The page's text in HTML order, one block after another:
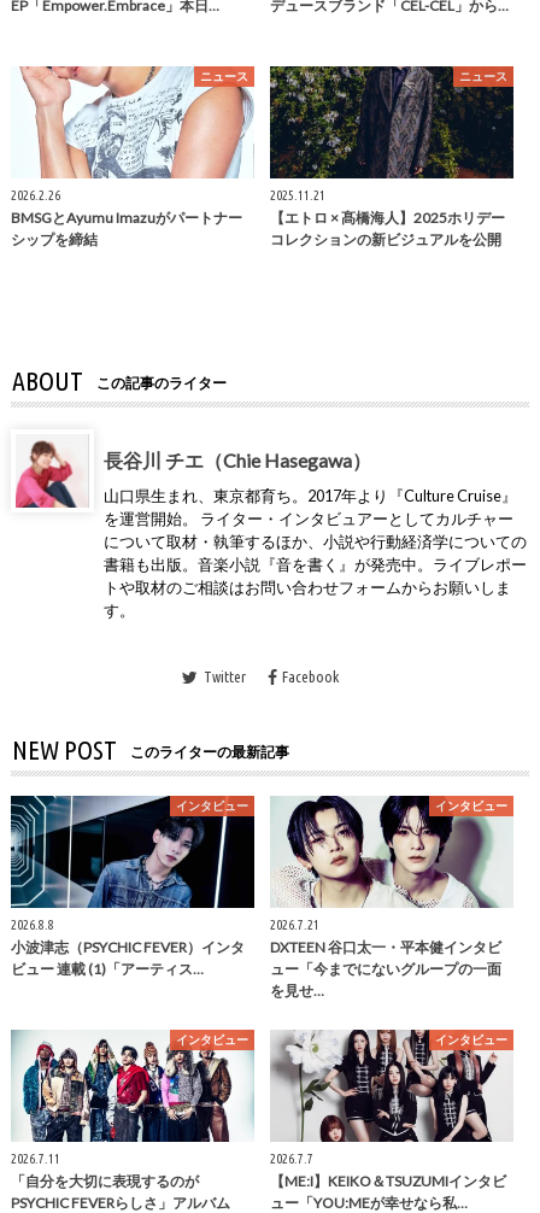
EP「Empower.Embrace」本日… デュースブランド「CEL-CEL」から…
ニュース
2026.2.26
BMSGとAyumu Imazuがパートナー
シップを締結
ニュース
2025.11.21
【エトロ × 髙橋海人】2025ホリデー
コレクションの新ビジュアルを公開
ABOUT この記事のライター
長谷川 チエ（Chie Hasegawa）
山口県生まれ、東京都育ち。2017年より『Culture Cruise』
を運営開始。 ライター・インタビュアーとしてカルチャー
について取材・執筆するほか、小説や行動経済学についての
書籍も出版。音楽小説『音を書く』が発売中。ライブレポー
トや取材のご相談はお問い合わせフォームからお願いしま
す。
Twitter Facebook
NEW POST このライターの最新記事
インタビュー
2026.8.8
小波津志（PSYCHIC FEVER）インタ
ビュー 連載 (1)「アーティス…
インタビュー
2026.7.21
DXTEEN 谷口太一・平本健インタビ
ュー「今までにないグループの一面
を見せ…
インタビュー
2026.7.11
「自分を大切に表現するのが
PSYCHIC FEVERらしさ」アルバム
インタビュー
2026.7.7
【ME:I】KEIKO＆TSUZUMIインタビ
ュー「YOU:MEが幸せなら私…